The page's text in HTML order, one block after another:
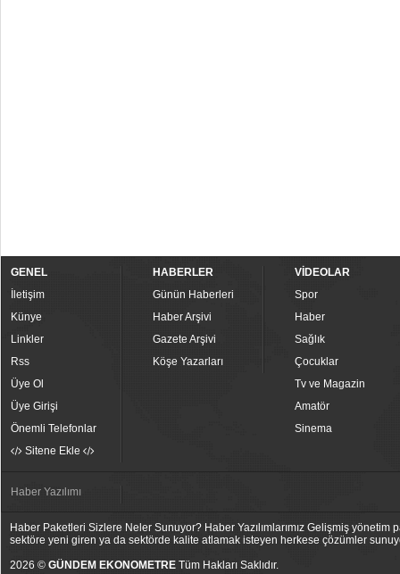
GENEL
İletişim
Künye
Linkler
Rss
Üye Ol
Üye Girişi
Önemli Telefonlar
Sitene Ekle
HABERLER
Günün Haberleri
Haber Arşivi
Gazete Arşivi
Köşe Yazarları
VİDEOLAR
Spor
Haber
Sağlık
Çocuklar
Tv ve Magazin
Amatör
Sinema
Haber Yazılımı
Haber Paketleri Sizlere Neler Sunuyor? Haber Yazılımlarımız Gelişmiş
sektöre yeni giren ya da sektörde kalite atlamak isteyen herkese çözümler
2026 © GÜNDEM EKONOMETRE Tüm Hakları Saklıdır.